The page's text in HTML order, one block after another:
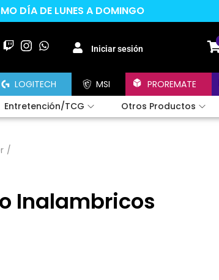
DÍA DE LUNES A DOMINGO
Iniciar sesión
LOGITECH MSI PROREMATE
Entretención/TCG Otros Productos
/
Inalambricos